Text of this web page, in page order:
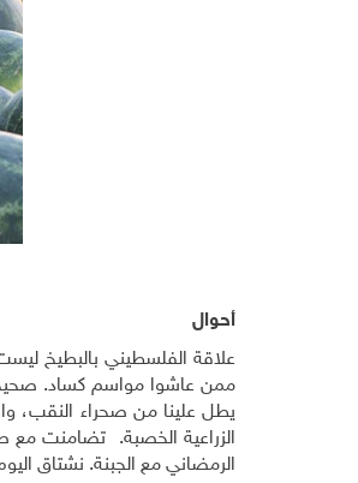
أحوال
علاقة الفلسطيني بالبطيخ
ممن عاشوا مواسم كساد. صحيح
يطل علينا من صحراء النقب،
الزراعية الخصبة. تضامنت مع
الرمضاني مع الجبنة. نشتاق